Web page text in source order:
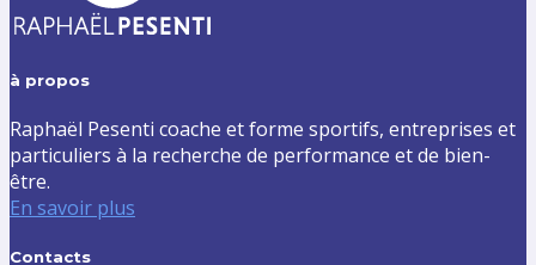
à propos
Raphaël Pesenti coache et forme sportifs, entreprises et
particuliers à la recherche de performance et de bien-
être.
En savoir plus
Contacts